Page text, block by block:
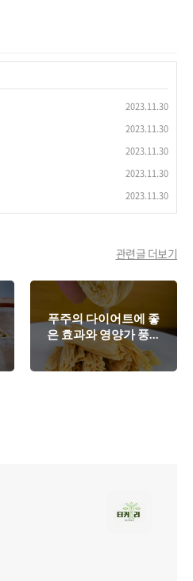
2023.11.30
2023.11.30
2023.11.30
2023.11.30
2023.11.30
관련글 더보기
푸주의 다이어트에 좋
은 효과와 영양가 풍부
한 식품으로서의 매력